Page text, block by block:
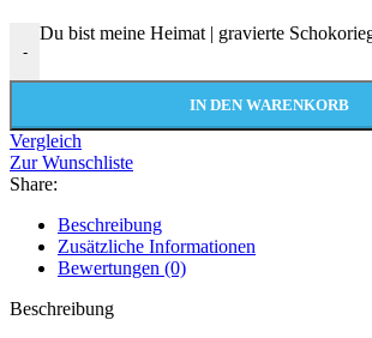
-
Du bist meine Heimat | gravierte
IN DEN WARENKORB
Vergleich
Zur Wunschliste
Share:
Beschreibung
Zusätzliche Informationen
Bewertungen (0)
Beschreibung